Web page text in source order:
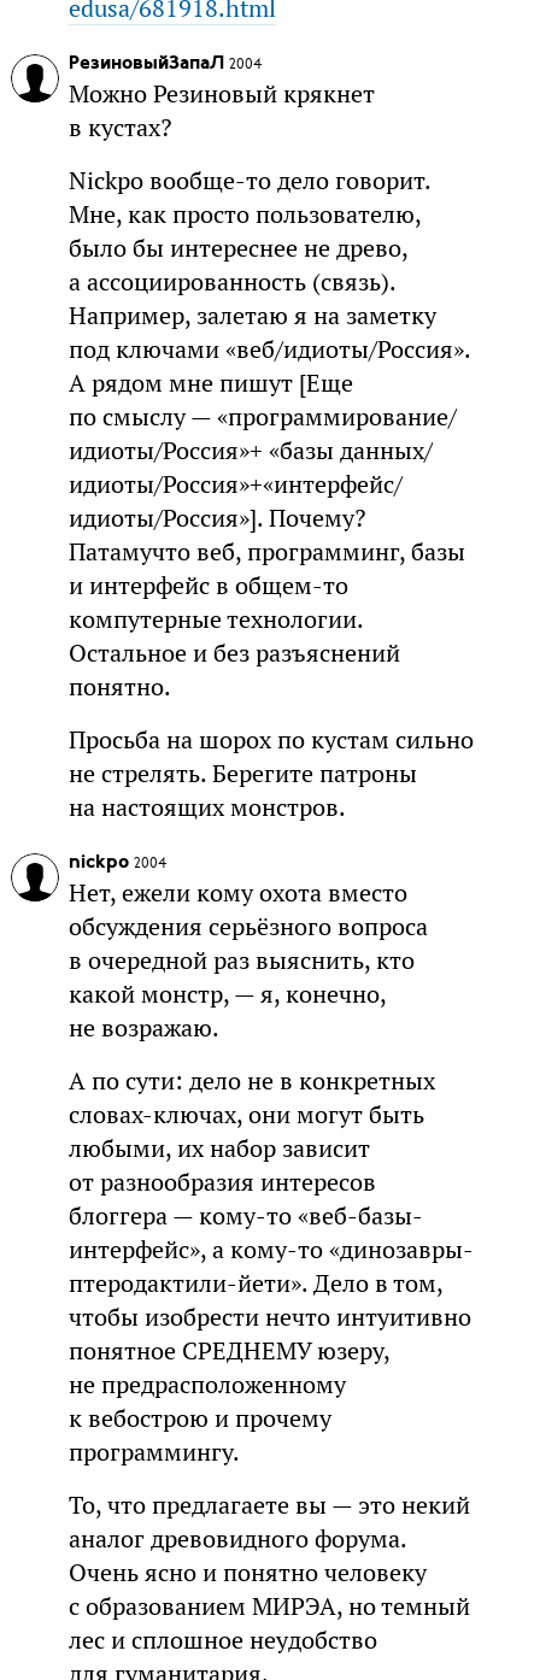
edusa/681918.html
РезиновыйЗапаЛ 2004
Можно Резиновый крякнет
в кустах?
Nickpo вообще-то дело говорит.
Мне, как просто пользователю,
было бы интереснее не древо,
а ассоциированность (связь).
Например, залетаю я на заметку
под ключами «веб/идиоты/Россия».
А рядом мне пишут [Еще
по смыслу — «программирование/
идиоты/Россия»+ «базы данных/
идиоты/Россия»+«интерфейс/
идиоты/Россия»]. Почему?
Патамучто веб, программинг, базы
и интерфейс в общем-то
компутерные технологии.
Остальное и без разъяснений
понятно.
Просьба на шорох по кустам сильно
не стрелять. Берегите патроны
на настоящих монстров.
nickpo 2004
Нет, ежели кому охота вместо
обсуждения серьёзного вопроса
в очередной раз выяснить, кто
какой монстр, — я, конечно,
не возражаю.
А по сути: дело не в конкретных
словах-ключах, они могут быть
любыми, их набор зависит
от разнообразия интересов
блоггера — кому-то «веб-базы-
интерфейс», а кому-то «динозавры-
птеродактили-йети». Дело в том,
чтобы изобрести нечто интуитивно
понятное СРЕДНЕМУ юзеру,
не предрасположенному
к вебострою и прочему
программингу.
То, что предлагаете вы — это некий
аналог древовидного форума.
Очень ясно и понятно человеку
с образованием МИРЭА, но темный
лес и сплошное неудобство